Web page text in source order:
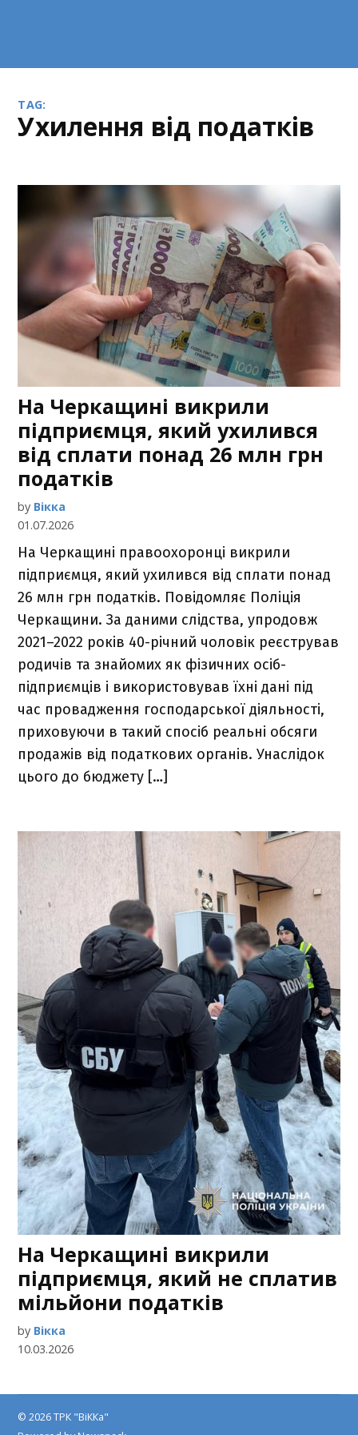
TAG:
ухилення від податків
На Черкащині викрили
підприємця, який ухилився
від сплати понад 26 млн грн
податків
by Вікка
01.07.2026
На Черкащині правоохоронці викрили
підприємця, який ухилився від сплати понад
26 млн грн податків. Повідомляє Поліція
Черкащини. За даними слідства, упродовж
2021–2022 років 40-річний чоловік реєстрував
родичів та знайомих як фізичних осіб-
підприємців і використовував їхні дані під
час провадження господарської діяльності,
приховуючи в такий спосіб реальні обсяги
продажів від податкових органів. Унаслідок
цього до бюджету […]
На Черкащині викрили
підприємця, який не сплатив
мільйони податків
by Вікка
10.03.2026
© 2026 ТРК "ВіККа"